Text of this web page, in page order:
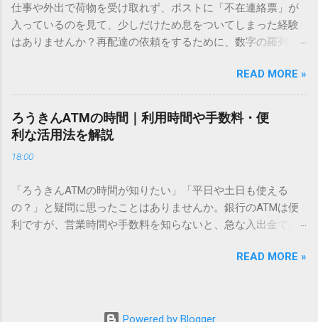
必要はありません。 1. なぜ「変換」しても旧字・外字が出て
こないのか？ そもそも、なぜ普通の変換で出てこない漢字が
あるのでしょうか。その理由は、パソコンが文字を認識する
は、JIS規格（日本産業規格）によって「第1水準」「第2水
準」といった形で整理されています。しかし、人名や地名に
使われる非常に古い漢字（旧字）や、特定の組織だけで作ら
れた「外字」は、この一般的な変換リストに含まれていない
ン上のすべての文字には、いわば「住所」のような番号が割
り振られています。変換候補に出ない文字でも、この住所
（コード）を直接指定すれば、確実に呼び出すことができる
のです。 2. Windows標準機能！文字コードで漢字を出す「16
進数入力」 最も汎用性が高く、特別なソフトも不要なのが
仕事や外出で荷物を受け取れず、ポストに「不在連絡票」が
入っているのを見て、少しだけため息をついてしまった経験
はありませんか？再配達の依頼をするために、数字の羅列を
ことに申し訳なさを感じたりすることもあるかもしれませ
ん。 「もっとスムーズに、自分のタイミングで受け取りた
い」 「わざわざ電話をかけずに、スマホ一つで完結させた
い」 そんな願いを叶えてくれるのが、佐川急便の会員制サー
ビス「スマートクラブ」と、LINEや公式アプリの連携です。
これらを活用するだけで、再配達のストレスは驚くほど軽く
受け取り術と、連携による具体的なメリットを徹底解説しま
す。 佐川急便の再配達が劇的に変わる「スマートクラブ」と
は？ まず押さえておきたいのが、佐川急便の個人向け無料会
況をリアルタイムで管理するための基盤となるサービスで
が飛躍的に向上しています。登録を済ませておくだけで、荷
READ MORE »
ろうきんATMの時間｜利用時間や手数料・便
利な活用法を解説
18:00
「ろうきんATMの時間が知りたい」「平日や土日も使える
の？」と疑問に思ったことはありませんか。銀行のATMは便
利ですが、営業時間や手数料を知らないと、急な入出金で困
ATM営業時間や利用の注意点、便利な活用法 を詳しく解説し
です。 1-1. 店舗内ATM 平日：9:00〜17:00 土曜・日曜・祝
READ MORE »
Powered by Blogger